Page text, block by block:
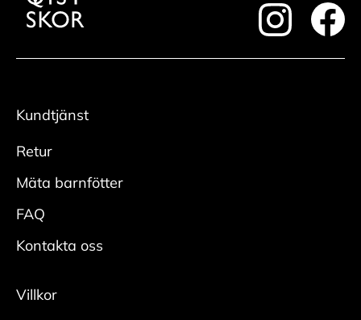
footer.instagram
Kundtjänst
Retur
Mäta barnfötter
FAQ
Kontakta oss
Villkor